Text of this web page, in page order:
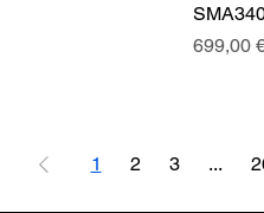
Preço
699,00
1 2 3 ...